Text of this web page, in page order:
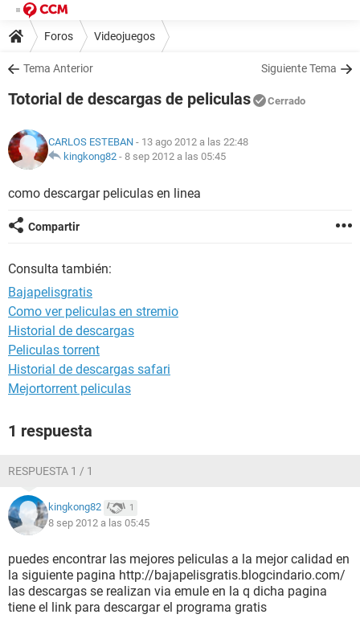
Foros Videojuegos
Tema Anterior Siguiente Tema
Totorial de descargas de peliculas Cerrado
CARLOS ESTEBAN - 13 ago 2012 a las 22:48
kingkong82 - 8 sep 2012 a las 05:45
como descargar peliculas en linea
Compartir
Consulta también:
Bajapelisgratis
Como ver peliculas en stremio
Historial de descargas
Peliculas torrent
Historial de descargas safari
Mejortorrent peliculas
1 respuesta
RESPUESTA 1 / 1
kingkong82 1
8 sep 2012 a las 05:45
puedes encontrar las mejores peliculas a la mejor calidad en
la siguiente pagina http://bajapelisgratis.blogcindario.com/
las descargas se realizan via emule en la q dicha pagina
tiene el link para descargar el programa gratis